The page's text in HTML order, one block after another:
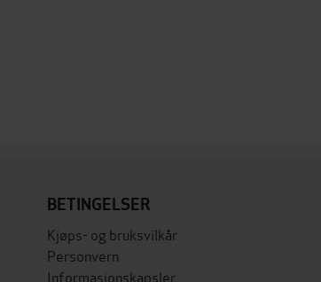
BETINGELSER
Kjøps- og bruksvilkår
Personvern
Informasjonskapsler